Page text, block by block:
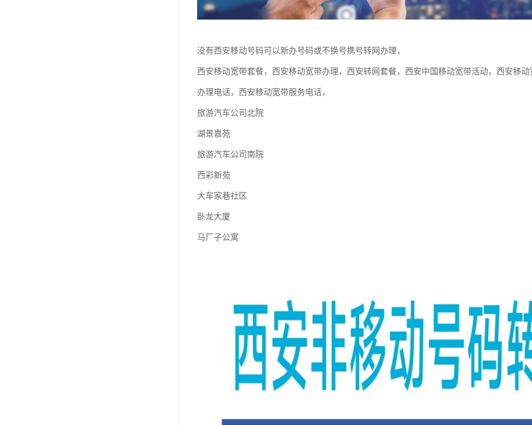
没有西安移动号码可以新办号码或不换号携号转网办理，
西安移动宽带套餐，西安移动宽带办理，西安转网套餐，西安中国移动宽带活动，西安移
办理电话，西安移动宽带服务电话，
旅游汽车公司北院
湖景嘉苑
旅游汽车公司南院
西彩新苑
大车家巷社区
卧龙大厦
马厂子公寓